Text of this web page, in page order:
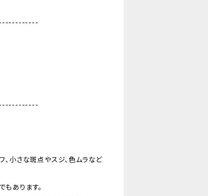
、小さな斑点やスジ、色ムラなど
あります。